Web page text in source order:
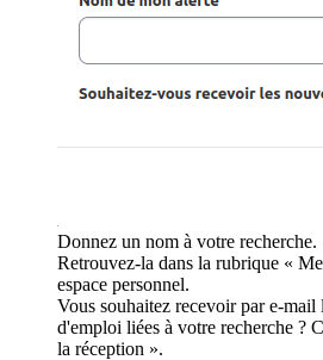
Donnez un nom à votre recherche.
Retrouvez-la dans la rubrique «
espace personnel.
Vous souhaitez recevoir par e-mail
d'emploi liées à votre recherche ?
la réception ».